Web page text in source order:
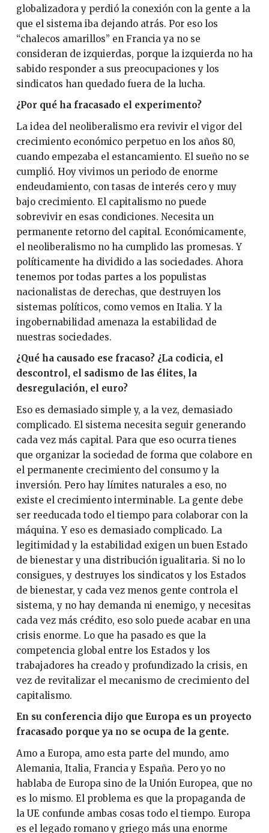
globalizadora y perdió la conexión con la gente a la
que el sistema iba dejando atrás. Por eso los
“chalecos amarillos” en Francia ya no se
consideran de izquierdas, porque la izquierda no ha
sabido responder a sus preocupaciones y los
sindicatos han quedado fuera de la lucha.
¿Por qué ha fracasado el experimento?
La idea del neoliberalismo era revivir el vigor del
crecimiento económico perpetuo en los años 80,
cuando empezaba el estancamiento. El sueño no se
cumplió. Hoy vivimos un periodo de enorme
endeudamiento, con tasas de interés cero y muy
bajo crecimiento. El capitalismo no puede
sobrevivir en esas condiciones. Necesita un
permanente retorno del capital. Económicamente,
el neoliberalismo no ha cumplido las promesas. Y
políticamente ha dividido a las sociedades. Ahora
tenemos por todas partes a los populistas
nacionalistas de derechas, que destruyen los
sistemas políticos, como vemos en Italia. Y la
ingobernabilidad amenaza la estabilidad de
nuestras sociedades.
¿Qué ha causado ese fracaso? ¿La codicia, el
descontrol, el sadismo de las élites, la
desregulación, el euro?
Eso es demasiado simple y, a la vez, demasiado
complicado. El sistema necesita seguir generando
cada vez más capital. Para que eso ocurra tienes
que organizar la sociedad de forma que colabore en
el permanente crecimiento del consumo y la
inversión. Pero hay límites naturales a eso, no
existe el crecimiento interminable. La gente debe
ser reeducada todo el tiempo para colaborar con la
máquina. Y eso es demasiado complicado. La
legitimidad y la estabilidad exigen un buen Estado
de bienestar y una distribución igualitaria. Si no lo
consigues, y destruyes los sindicatos y los Estados
de bienestar, y cada vez menos gente controla el
sistema, y no hay demanda ni enemigo, y necesitas
cada vez más crédito, eso solo puede acabar en una
crisis enorme. Lo que ha pasado es que la
competencia global entre los Estados y los
trabajadores ha creado y profundizado la crisis, en
vez de revitalizar el mecanismo de crecimiento del
capitalismo.
En su conferencia dijo que Europa es un proyecto
fracasado porque ya no se ocupa de la gente.
Amo a Europa, amo esta parte del mundo, amo
Alemania, Italia, Francia y España. Pero yo no
hablaba de Europa sino de la Unión Europea, que no
es lo mismo. El problema es que la propaganda de
la UE confunde ambas cosas todo el tiempo. Europa
es el legado romano y griego más una enorme